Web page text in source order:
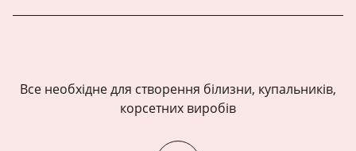
Все необхідне для створення білизни, купальників,
корсетних виробів